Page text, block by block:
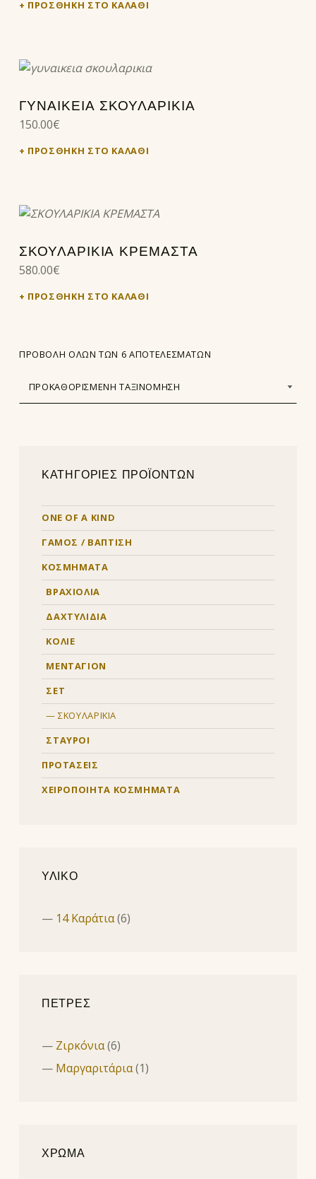
ΠΡΟΣΘΉΚΗ ΣΤΟ ΚΑΛΆΘΙ
ΓΥΝΑΙΚΕΙΑ ΣΚΟΥΛΑΡΙΚΙΑ
150.00€
ΠΡΟΣΘΉΚΗ ΣΤΟ ΚΑΛΆΘΙ
ΣΚΟΥΛΑΡΙΚΙΑ ΚΡΕΜΑΣΤΑ
580.00€
ΠΡΟΣΘΉΚΗ ΣΤΟ ΚΑΛΆΘΙ
ΠΡΟΒΟΛΉ ΌΛΩΝ ΤΩΝ 6 ΑΠΟΤΕΛΕΣΜΆΤΩΝ
ΚΑΤΗΓΟΡΙΕΣ ΠΡΟΪΟΝΤΩΝ
ONE OF A KIND
ΓΑΜΟΣ / ΒΑΠΤΙΣΗ
ΚΟΣΜΗΜΑΤΑ
ΒΡΑΧΙΟΛΙΑ
ΔΑΧΤΥΛΙΔΙΑ
ΚΟΛΙΕ
ΜΕΝΤΑΓΙΟΝ
ΣΕΤ
ΣΚΟΥΛΑΡΙΚΙΑ
ΣΤΑΥΡΟΙ
ΠΡΟΤΑΣΕΙΣ
ΧΕΙΡΟΠΟΙΗΤΑ ΚΟΣΜΗΜΑΤΑ
ΥΛΙΚΟ
14 Καράτια(6)
ΠΕΤΡΕΣ
Ζιρκόνια(6)
Μαργαριτάρια(1)
ΧΡΩΜΑ